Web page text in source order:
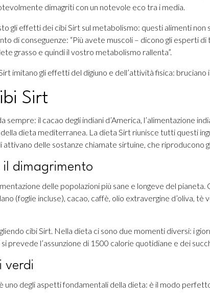
dimagriti con un notevole eco tra i media.
gli effetti dei cibi Sirt sul metabolismo: questi alimenti
di conseguenze: “Più avete muscoli – dicono gli esperti
grasso e quindi il vostro metabolismo rallenta”.
imitano gli effetti del digiuno e dell’attività fisica:
Sirt
sempre: il cacao degli indiani d’America, l’alimentazione
dieta mediterranea. La dieta Sirt riunisce tutti questi
delle sostanze chiamate sirtuine, che riproducono
il dimagrimento
delle popolazioni più sane e longeve del
(foglie incluse), cacao, caffè, olio extravergine d’oliva,
cibi Sirt. Nella dieta ci sono due momenti diversi: i
prevede l’assunzione di 1500 calorie quotidiane e dei
verdi
uno degli aspetti fondamentali della dieta: è il modo